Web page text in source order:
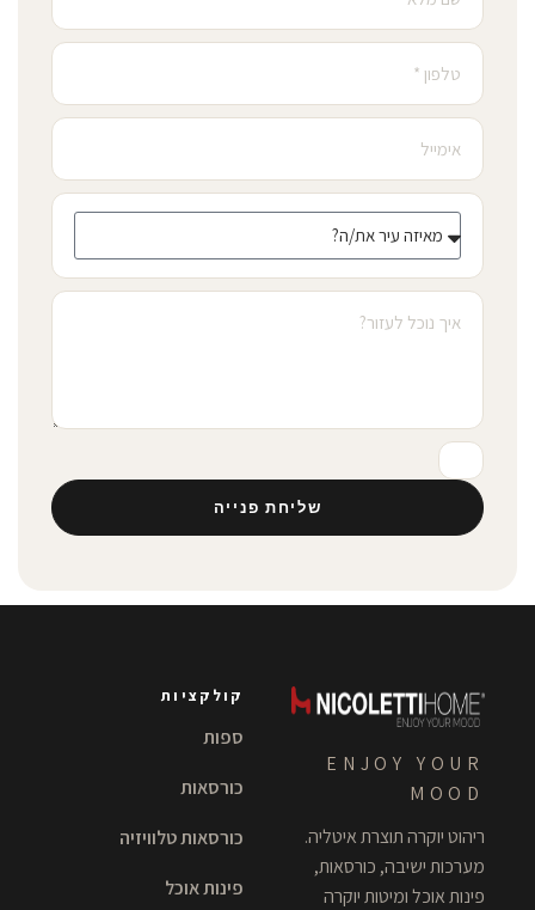
שליחת פנייה
ENJOY YOUR
MOOD
ריהוט יוקרה תוצרת איטליה.
מערכות ישיבה, כורסאות,
פינות אוכל ומיטות יוקרה
קולקציות
ספות
כורסאות
כורסאות טלוויזיה
פינות אוכל